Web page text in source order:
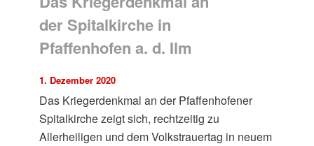
der Spitalkirche in
Pfaffenhofen a. d. Ilm
1. Dezember 2020
Das Kriegerdenkmal an der Pfaffenhofener
Spitalkirche zeigt sich, rechtzeitig zu
Allerheiligen und dem Volkstrauertag in neuem